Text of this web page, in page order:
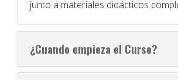
junto a materiales didácticos
¿Cuando empieza el Curso?